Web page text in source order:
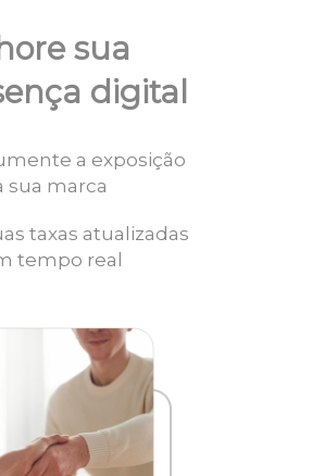
sua
digital
a exposição
sua marca
taxas atualizadas
tempo real